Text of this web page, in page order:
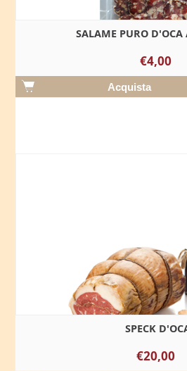
SALAME PURO D'OCA
€4,00
SPECK
€20,00